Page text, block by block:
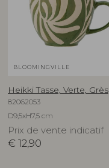
BLOOMINGVILLE
Heikki Tasse, Verte, Grès
82062053
D9,5xH7,5 cm
Prix de vente indicatif
€ 12,90